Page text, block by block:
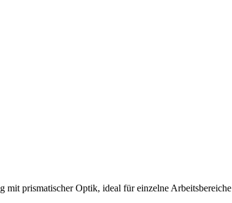
prismatischer Optik, ideal für einzelne Arbeitsbereiche